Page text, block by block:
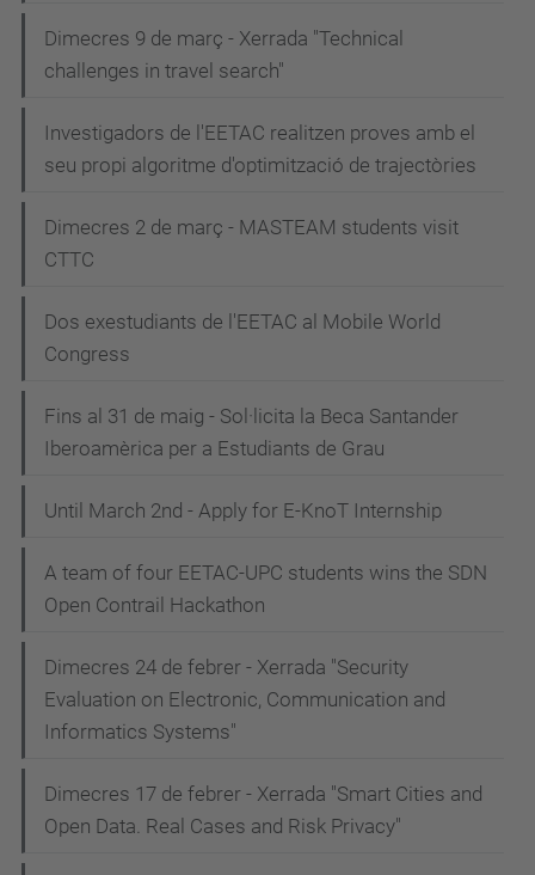
Dimecres 9 de març - Xerrada "Technical
challenges in travel search"
Investigadors de l'EETAC realitzen proves amb el
seu propi algoritme d'optimització de trajectòries
Dimecres 2 de març - MASTEAM students visit
CTTC
Dos exestudiants de l'EETAC al Mobile World
Congress
Fins al 31 de maig - Sol·licita la Beca Santander
Iberoamèrica per a Estudiants de Grau
Until March 2nd - Apply for E-KnoT Internship
A team of four EETAC-UPC students wins the SDN
Open Contrail Hackathon
Dimecres 24 de febrer - Xerrada "Security
Evaluation on Electronic, Communication and
Informatics Systems"
Dimecres 17 de febrer - Xerrada "Smart Cities and
Open Data. Real Cases and Risk Privacy"